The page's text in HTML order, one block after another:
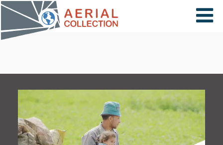
×
PAYS
CARTE